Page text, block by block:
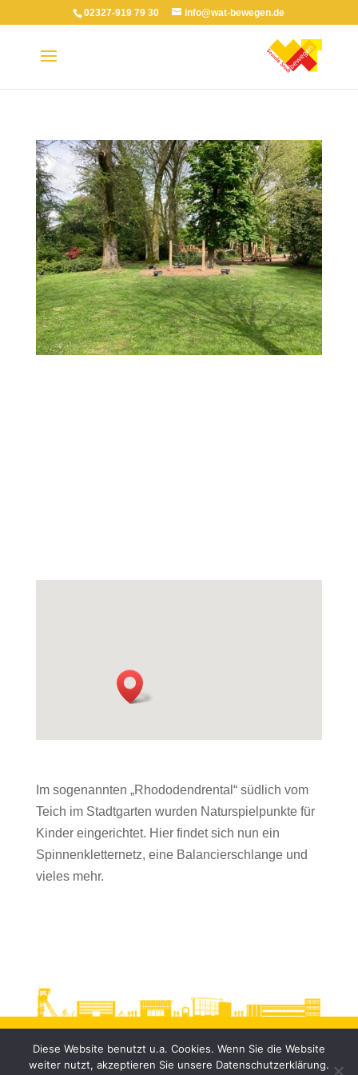
02327-919 79 30 info@wat-bewegen.de
Im sogenannten „Rhododendrental“ südlich vom
Teich im Stadtgarten wurden Naturspielpunkte für
Kinder eingerichtet. Hier findet sich nun ein
Spinnenkletternetz, eine Balancierschlange und
vieles mehr.
Diese Website benutzt u.a. Cookies. Wenn Sie die Website
weiter nutzt, akzeptieren Sie unsere Datenschutzerklärung.